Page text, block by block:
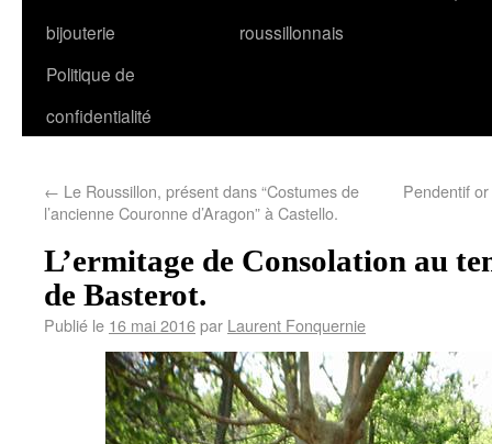
bijouterie
roussillonnais
Politique de
confidentialité
← Le Roussillon, présent dans “Costumes de
l’ancienne Couronne d’Aragon” à Castello.
Pendentif
L’ermitage de Consolation au
de Basterot.
Publié le 16 mai 2016par Laurent Fonquernie